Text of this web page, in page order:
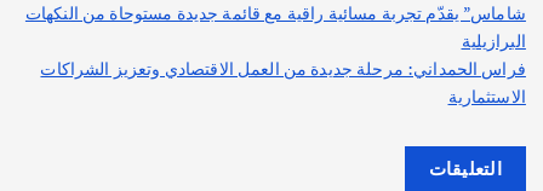
ا
ت
شاماس” يقدّم تجربة مسائية راقية مع قائمة جديدة مستوحاة من النكهات
البرازيلية
فراس الحمداني: مرحلة جديدة من العمل الاقتصادي وتعزيز الشراكات
الاستثمارية
التعليقات